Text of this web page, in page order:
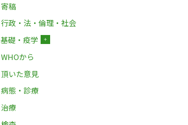
寄稿
行政・法・倫理・社会
基礎・疫学
＋
WHOから
頂いた意見
病態・診療
治療